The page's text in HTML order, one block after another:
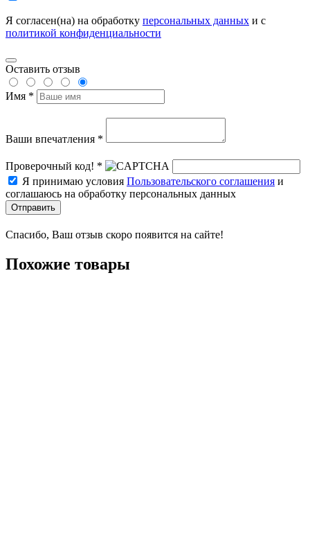
Я согласен(на) на обработку персональных данных и с
политикой конфиденциальности
Оставить отзыв
Имя *
Ваши впечатления *
Проверочный код! *
Я принимаю условия Пользовательского соглашения и
соглашаюсь на обработку персональных данных
Отправить
Спасибо, Ваш отзыв скоро появится на сайте!
Похожие товары